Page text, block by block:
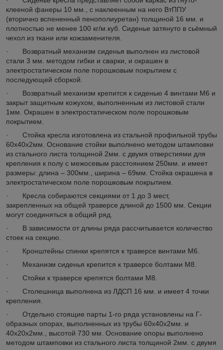
клееной фанеры 10 мм., с наклеенным на него ВтППУ
(вторично вспененный пенополиуретан) толщиной 16 мм. и
плотностью не менее 100 кг/м.куб. Сиденье затянуто в сьёмный
чехол из ткани или кожзаменителя.
· Возвратный механизм сиденья выполнен из листовой
стали 3 мм. методом гибки и сварки, и окрашен в
электростатическом поле порошковым покрытием с
последующей сборкой.
· Возвратный механизм крепится к сиденью 4 винтами М6 и
закрыт защитным кожухом, выполненным из листовой стали
1мм. Окрашен в электростатическом поле порошковым
покрытием.
· Стойка кресла изготовлена из стальной профильной трубы
60х40х2мм. Основание стойки выполнено методом штамповки
из стального листа толщиной 2мм. с двумя отверстиями для
крепления к полу с межосевым расстоянием 250мм. и имеет
размеры: длина – 300мм., ширина – 69мм. Стойка окрашена в
электростатическом поле порошковым покрытием.
· Кресла собираются секциями от 1 до 3 мест,
закрепленных на общей траверсе длиной до 1500 мм. Секции
могут соединяться в общий ряд.
· В зависимости от длины ряда рассчитывается количество
стоек на секцию.
· Кронштейны спинки крепятся к траверсе винтами М6.
· Механизм сиденья крепится к траверсе болтами М8.
· Стойки к траверсе крепятся болтами М8.
· Столешница выполнена из ЛДСП 16 мм. и имеет 4 точки
крепления.
· Отдельно стоящие парты 1-го ряда установлены на Г-
образных опорах, выполненных из трубы 60х40х2мм. и
40х20х2мм., высотой 730 мм. Основание опоры выполнено
методом штамповки из стального листа толщиной 2мм. с двумя